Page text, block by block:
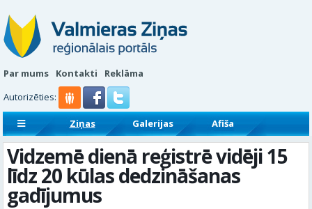
Par mums Kontakti
Reklāma
Autorizēties:
Ziņas Galerijas
Afiša
Sludinājumi
Reklāmraksti
Vidzemē dienā reģistrē vidēji 15
līdz 20 kūlas dedzināšanas
gadījumus